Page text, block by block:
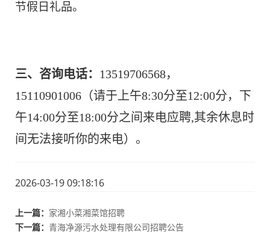
节假日礼品。
三、咨询电话： 13519706568，
15110901006（请于上午8:30分至12:00分，下
午14:00分至18:00分之间来电应聘,其余休息时
间无法接听你的来电）。
2026-03-19 09:18:16
上一篇： 家湘小菜湘菜馆招聘
下一篇： 青海净源污水处理有限公司招聘公告